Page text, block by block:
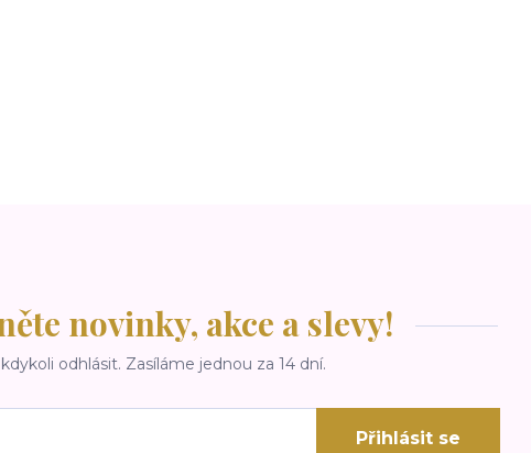
novinky, akce a slevy!
odhlásit. Zasíláme jednou za 14 dní.
Přihlásit se